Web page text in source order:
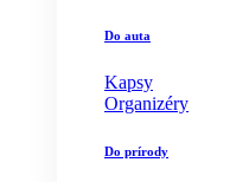
Do auta
Kapsy
Organizéry
Do prírody